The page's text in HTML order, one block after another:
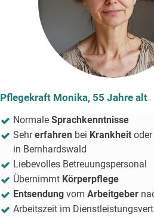
Pflegekraft Monika, 55 Jahre alt
Normale Sprachkenntnisse
Sehrerfahren bei Krankheit oder
in Bernhardswald
Liebevolles Betreuungspersonal
Übernimmt Körperpflege
Entsendung vom Arbeitgeber
Arbeitszeit im